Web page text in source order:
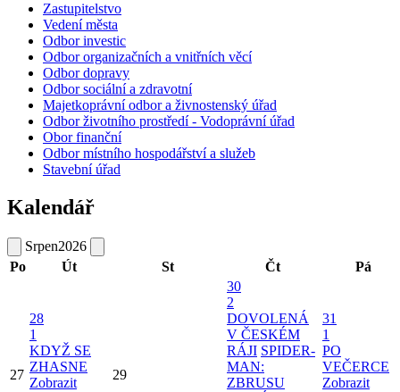
Zastupitelstvo
Vedení města
Odbor investic
Odbor organizačních a vnitřních věcí
Odbor dopravy
Odbor sociální a zdravotní
Majetkoprávní odbor a živnostenský úřad
Odbor životního prostředí - Vodoprávní úřad
Obor finanční
Odbor místního hospodářství a služeb
Stavební úřad
Kalendář
Srpen2026
Po
Út St Čt Pá
27
28
1
KDYŽ SE
ZHASNE
Zobrazit
29
30
2
DOVOLENÁ
V ČESKÉM
RÁJI SPIDER-
MAN:
ZBRUSU
31
1
PO
VEČERCE
Zobrazit